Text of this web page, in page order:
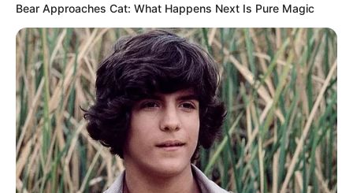
Bear Approaches Cat: What Happens Next Is Pure Magic